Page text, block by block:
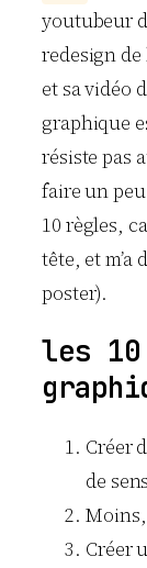
youtubeur
redesign
et sa vidéo
graphique
résiste pas
faire un
10 règles,
tête, et
poster).
les
Créer
de sens
Moins,
Créer